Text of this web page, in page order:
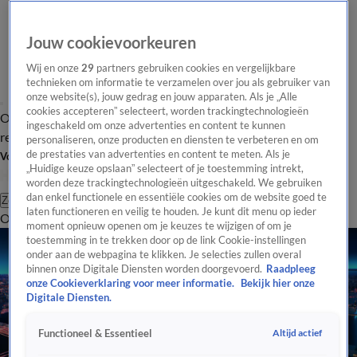
Overzicht Laatste nieuws Regionieuws Het beste van Hart
Tip de
redactie
Volg Hart van Nederland
Zoeken
OverzichtRegioUitzendingenWeerTip de redactiePanelVideo's
Jouw cookievoorkeuren
Wij en onze29 partners gebruiken cookies en vergelijkbare
technieken om informatie te verzamelen over jou als gebruiker van
onze website(s), jouw gedrag en jouw apparaten. Als je „Alle
cookies accepteren” selecteert, worden trackingtechnologieën
ingeschakeld om onze advertenties en content te kunnen
personaliseren, onze producten en diensten te verbeteren en om
de prestaties van advertenties en content te meten. Als je
„Huidige keuze opslaan” selecteert of je toestemming intrekt,
worden deze trackingtechnologieën uitgeschakeld. We gebruiken
dan enkel functionele en essentiële cookies om de website goed te
laten functioneren en veilig te houden. Je kunt dit menu op ieder
moment opnieuw openen om je keuzes te wijzigen of om je
toestemming in te trekken door op de link Cookie-instellingen
onder aan de webpagina te klikken. Je selecties zullen overal
binnen onze Digitale Diensten worden doorgevoerd. Raadpleeg
onze Cookieverklaring voor meer informatie.
Bekijk hier onze
Digitale Diensten.
Functioneel & Essentieel Altijd actief